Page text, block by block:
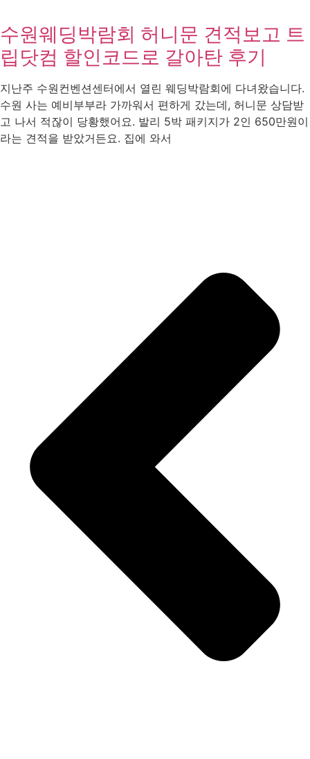
수원웨딩박람회 허니문 견적보고 트
립닷컴 할인코드로 갈아탄 후기
지난주 수원컨벤션센터에서 열린 웨딩박람회에 다녀왔습니다.
수원 사는 예비부부라 가까워서 편하게 갔는데, 허니문 상담받
고 나서 적잖이 당황했어요. 발리 5박 패키지가 2인 650만원이
라는 견적을 받았거든요. 집에 와서